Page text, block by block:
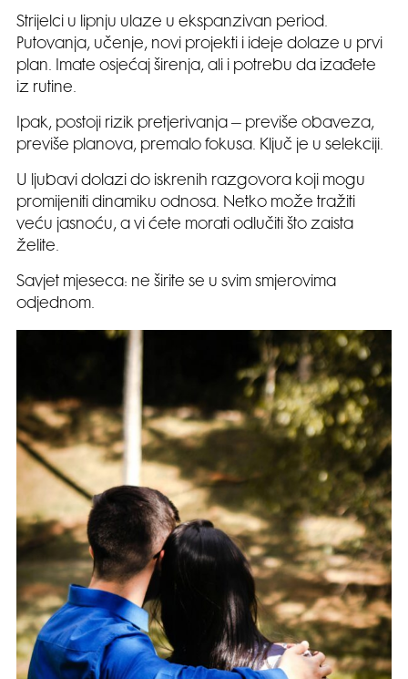
Strijelci u lipnju ulaze u ekspanzivan period.
Putovanja, učenje, novi projekti i ideje dolaze u prvi
plan. Imate osjećaj širenja, ali i potrebu da izađete
iz rutine.
Ipak, postoji rizik pretjerivanja – previše obaveza,
previše planova, premalo fokusa. Ključ je u selekciji.
U ljubavi dolazi do iskrenih razgovora koji mogu
promijeniti dinamiku odnosa. Netko može tražiti
veću jasnoću, a vi ćete morati odlučiti što zaista
želite.
Savjet mjeseca: ne širite se u svim smjerovima
odjednom.